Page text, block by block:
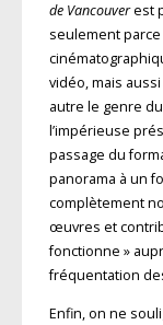
de Vancouverest
seulement
vidéo, mais
autre le genre
l’impérieuse
passage du
panorama à un
complètement
œuvres et
fonctionne »
fréquentation
Enfin, on ne